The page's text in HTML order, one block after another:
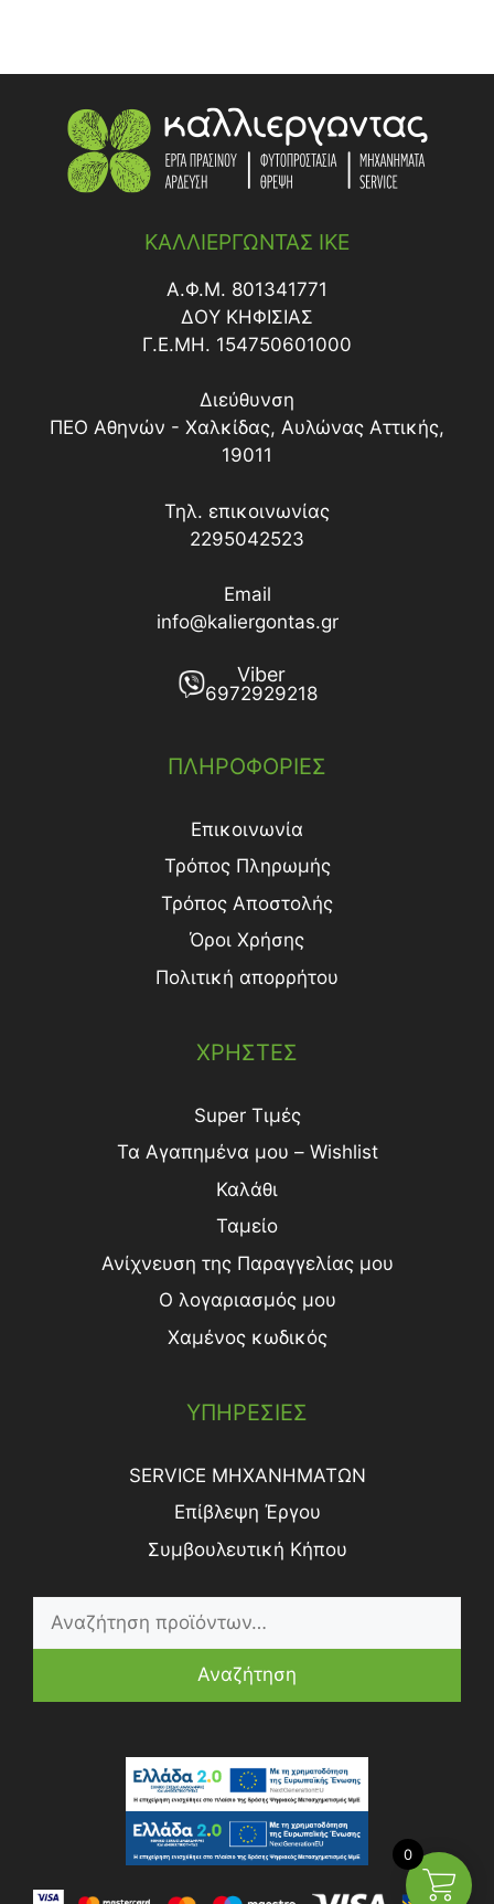
ΚΑΛΛΙΕΡΓΩΝΤΑΣ ΙΚΕ
Α.Φ.Μ. 801341771
ΔΟY ΚΗΦΙΣΙΑΣ
Γ.Ε.ΜΗ. 154750601000
Διεύθυνση
ΠΕΟ Αθηνών - Χαλκίδας, Αυλώνας Αττικής,
19011
Τηλ. επικοινωνίας
2295042523
Email
info@kaliergontas.gr
Viber
6972929218
ΠΛΗΡΟΦΟΡΙΕΣ
Επικοινωνία
Τρόπος Πληρωμής
Τρόπος Aποστολής
Όροι Χρήσης
Πολιτική απορρήτου
ΧΡΗΣΤΕΣ
Super Τιμές
Τα Αγαπημένα μου – Wishlist
Καλάθι
Ταμείο
Ανίχνευση της Παραγγελίας μου
Ο λογαριασμός μου
Χαμένος κωδικός
ΥΠΗΡΕΣΙΕΣ
SERVICE ΜΗΧΑΝΗΜΑΤΩΝ
Επίβλεψη Έργου
Συμβουλευτική Κήπου
Αναζήτηση
0